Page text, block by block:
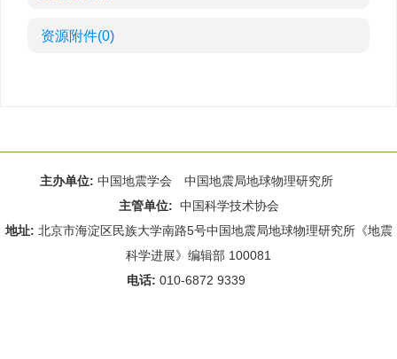
资源附件(0)
主办单位: 中国地震学会 中国地震局地球物理研究所
主管单位: 中国科学技术协会
地址: 北京市海淀区民族大学南路5号中国地震局地球物理研究所《地震
科学进展》编辑部 100081
电话: 010-6872 9339